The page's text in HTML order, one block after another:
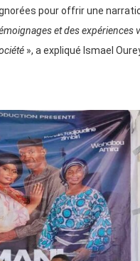
pour offrir une
et des expériences
», a expliqué Ismael